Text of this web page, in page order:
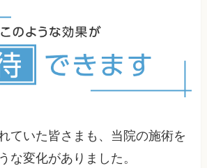
疫力が低下しやすい方は膀胱炎
があります。生活習慣や体質の
ることが可能です。
ていた皆さまも、当院の施術を
な変化がありました。